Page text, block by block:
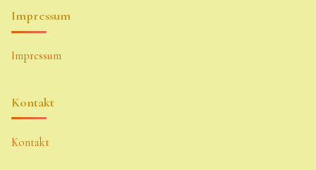
Impressum
Impressum
Kontakt
Kontakt